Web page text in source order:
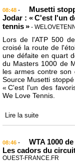
08:48 -
Musetti
Jodar : « C'est l'un
tennis » -
Lors de l'ATP 500
croisé la route de
une défaite en quart
du Masters 1000 de
les armes contre
Source Musetti
« C'est l'un des
We Love Tennis.
Lire la suite
08:46 -
WTA 1000
Les cadors du
OUEST-FRANCE.FR